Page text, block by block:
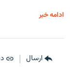
ادامه خبر
ارسال